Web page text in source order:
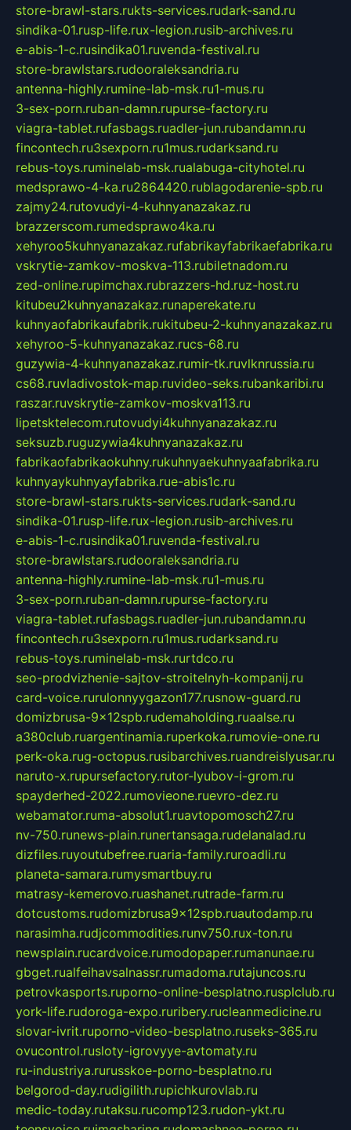
store-brawl-stars.rukts-services.rudark-sand.ru
sindika-01.rusp-life.rux-legion.rusib-archives.ru
e-abis-1-c.rusindika01.ruvenda-festival.ru
store-brawlstars.rudooraleksandria.ru
antenna-highly.rumine-lab-msk.ru1-mus.ru
3-sex-porn.ruban-damn.rupurse-factory.ru
viagra-tablet.rufasbags.ruadler-jun.rubandamn.ru
fincontech.ru3sexporn.ru1mus.rudarksand.ru
rebus-toys.ruminelab-msk.rualabuga-cityhotel.ru
medsprawo-4-ka.ru2864420.rublagodarenie-spb.ru
zajmy24.rutovudyi-4-kuhnyanazakaz.ru
brazzerscom.rumedsprawo4ka.ru
xehyroo5kuhnyanazakaz.rufabrikayfabrikaefabrika.ru
vskrytie-zamkov-moskva-113.rubiletnadom.ru
zed-online.rupimchax.rubrazzers-hd.ruz-host.ru
kitubeu2kuhnyanazakaz.runaperekate.ru
kuhnyaofabrikaufabrik.rukitubeu-2-kuhnyanazakaz.ru
xehyroo-5-kuhnyanazakaz.rucs-68.ru
guzywia-4-kuhnyanazakaz.rumir-tk.ruvlknrussia.ru
cs68.ruvladivostok-map.ruvideo-seks.rubankaribi.ru
raszar.ruvskrytie-zamkov-moskva113.ru
lipetsktelecom.rutovudyi4kuhnyanazakaz.ru
seksuzb.ruguzywia4kuhnyanazakaz.ru
fabrikaofabrikaokuhny.rukuhnyaekuhnyaafabrika.ru
kuhnyaykuhnyayfabrika.rue-abis1c.ru
store-brawl-stars.rukts-services.rudark-sand.ru
sindika-01.rusp-life.rux-legion.rusib-archives.ru
e-abis-1-c.rusindika01.ruvenda-festival.ru
store-brawlstars.rudooraleksandria.ru
antenna-highly.rumine-lab-msk.ru1-mus.ru
3-sex-porn.ruban-damn.rupurse-factory.ru
viagra-tablet.rufasbags.ruadler-jun.rubandamn.ru
fincontech.ru3sexporn.ru1mus.rudarksand.ru
rebus-toys.ruminelab-msk.rurtdco.ru
seo-prodvizhenie-sajtov-stroitelnyh-kompanij.ru
card-voice.rurulonnyygazon177.rusnow-guard.ru
domizbrusa-9x12spb.rudemaholding.ruaalse.ru
a380club.ruargentinamia.ruperkoka.rumovie-one.ru
perk-oka.rug-octopus.rusibarchives.ruandreislyusar.ru
naruto-x.rupursefactory.rutor-lyubov-i-grom.ru
spayderhed-2022.rumovieone.ruevro-dez.ru
webamator.ruma-absolut1.ruavtopomosch27.ru
nv-750.runews-plain.runertansaga.rudelanalad.ru
dizfiles.ruyoutubefree.ruaria-family.ruroadli.ru
planeta-samara.rumysmartbuy.ru
matrasy-kemerovo.ruashanet.rutrade-farm.ru
dotcustoms.rudomizbrusa9x12spb.ruautodamp.ru
narasimha.rudjcommodities.runv750.rux-ton.ru
newsplain.rucardvoice.rumodopaper.rumanunae.ru
gbget.rualfeihavsalnassr.rumadoma.rutajuncos.ru
petrovkasports.ruporno-online-besplatno.rusplclub.ru
york-life.rudoroga-expo.ruribery.rucleanmedicine.ru
slovar-ivrit.ruporno-video-besplatno.ruseks-365.ru
ovucontrol.rusloty-igrovyye-avtomaty.ru
ru-industriya.rurusskoe-porno-besplatno.ru
belgorod-day.rudigilith.rupichkurovlab.ru
medic-today.rutaksu.rucomp123.rudon-ykt.ru